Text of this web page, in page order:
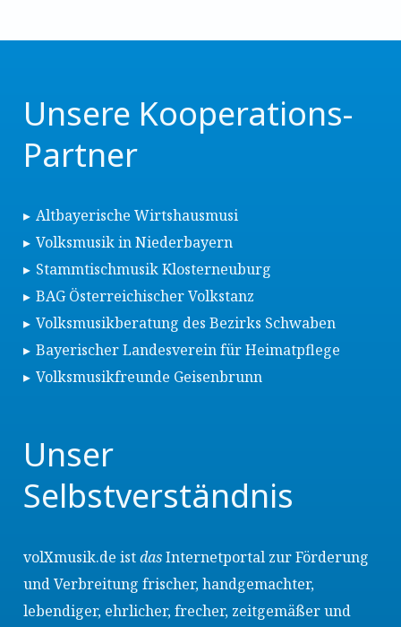
Unsere Kooperations-
Partner
Altbayerische Wirtshausmusi
Volksmusik in Niederbayern
Stammtischmusik Klosterneuburg
BAG Österreichischer Volkstanz
Volksmusikberatung des Bezirks Schwaben
Bayerischer Landesverein für Heimatpflege
Volksmusikfreunde Geisenbrunn
Unser
Selbstverständnis
volXmusik.de istdasInternetportal zur Förderung
und Verbreitung frischer, handgemachter,
lebendiger, ehrlicher, frecher, zeitgemäßer und